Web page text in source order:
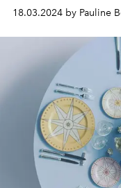
18.03.2024 by Pauline